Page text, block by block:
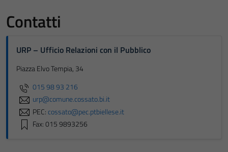
Contatti
URP – Ufficio Relazioni con il Pubblico
Piazza Elvo Tempia, 34
015 98 93 216
urp@comune.cossato.bi.it
PEC:cossato@pec.ptbiellese.it
Fax: 015 9893256